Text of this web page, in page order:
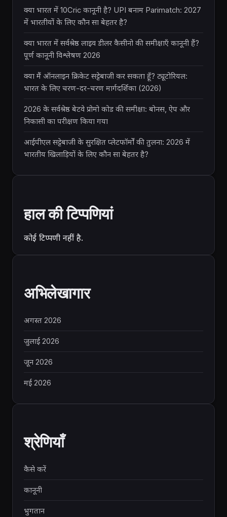
क्या भारत में 10Cric कानूनी है? UPI बनाम Parimatch: 2027
में भारतीयों के लिए कौन सा बेहतर है?
क्या भारत में सर्वश्रेष्ठ लाइव डीलर कैसीनो की समीक्षाएँ कानूनी हैं?
पूर्ण कानूनी विश्लेषण 2026
क्या मैं ऑनलाइन क्रिकेट सट्टेबाजी कर सकता हूँ? ट्यूटोरियल:
भारत के लिए चरण-दर-चरण मार्गदर्शिका (2026)
2026 के सर्वश्रेष्ठ बेटवे प्रोमो कोड की समीक्षा: बोनस, ऐप और
निकासी का परीक्षण किया गया
आईपीएल सट्टेबाजी के सुरक्षित प्लेटफॉर्मों की तुलना: 2026 में
भारतीय खिलाड़ियों के लिए कौन सा बेहतर है?
हाल की टिप्पणियां
कोई टिप्पणी नहीं है.
अभिलेखागार
अगस्त 2026
जुलाई 2026
जून 2026
मई 2026
श्रेणियाँ
कैसे करें
कानूनी
भुगतान